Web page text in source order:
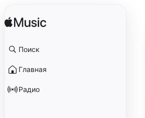
Поиск
Главная
Радио